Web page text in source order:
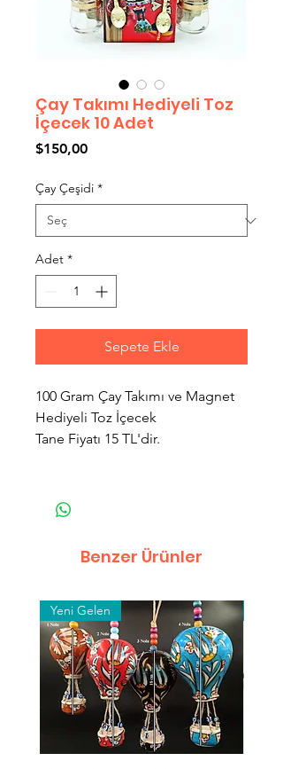
Çay Takımı Hediyeli Toz
İçecek 10 Adet
$150,00Fiyat
Çay Çeşidi *
Adet *
Sepete Ekle
100 Gram Çay Takımı ve Magnet
Hediyeli Toz İçecek
Tane Fiyatı 15 TL'dir.
Benzer Ürünler
Yeni Gelen